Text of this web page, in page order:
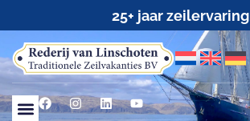
25+ jaar zeilervaring